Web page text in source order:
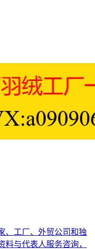
、工厂、外贸公司和独
料与代表人服务咨询，